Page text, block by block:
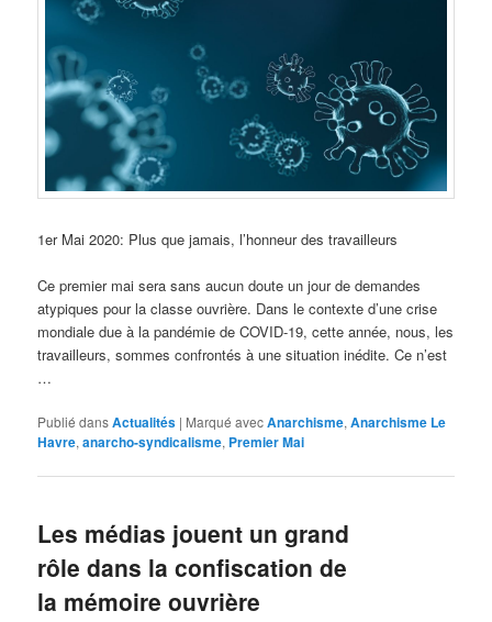
1er Mai 2020: Plus que jamais, l’honneur des travailleurs
Ce premier mai sera sans aucun doute un jour de demandes
atypiques pour la classe ouvrière. Dans le contexte d’une crise
mondiale due à la pandémie de COVID-19, cette année, nous, les
travailleurs, sommes confrontés à une situation inédite. Ce n’est
…
Publié dansActualités | Marqué avecAnarchisme,Anarchisme Le
Havre,anarcho-syndicalisme, Premier Mai
Les médias jouent un grand
rôle dans la confiscation de
la mémoire ouvrière